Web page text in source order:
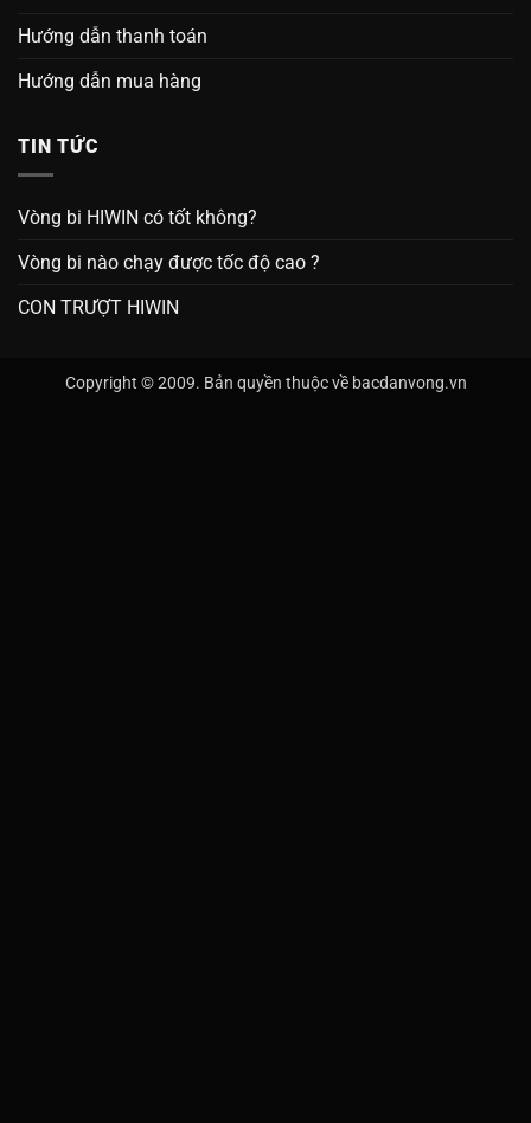
Hướng dẫn thanh toán
Hướng dẫn mua hàng
TIN TỨC
Vòng bi HIWIN có tốt không?
Vòng bi nào chạy được tốc độ cao ?
CON TRƯỢT HIWIN
Copyright © 2009. Bản quyền thuộc về bacdanvong.vn